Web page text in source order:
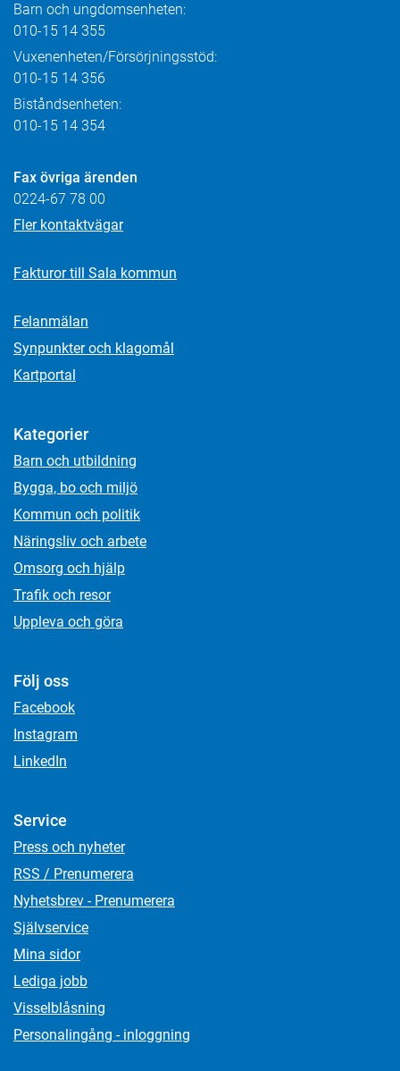
Barn och ungdomsenheten:
010-15 14 355
Vuxenenheten/Försörjningsstöd:
010-15 14 356
Biståndsenheten:
010-15 14 354
Fax övriga ärenden
0224-67 78 00
Fler kontaktvägar
Fakturor till Sala kommun
Felanmälan
Synpunkter och klagomål
Kartportal
Kategorier
Barn och utbildning
Bygga, bo och miljö
Kommun och politik
Näringsliv och arbete
Omsorg och hjälp
Trafik och resor
Uppleva och göra
Följ oss
Facebook
Instagram
LinkedIn
Service
Press och nyheter
RSS / Prenumerera
Nyhetsbrev - Prenumerera
Självservice
Mina sidor
Lediga jobb
Visselblåsning
Personalingång - inloggning